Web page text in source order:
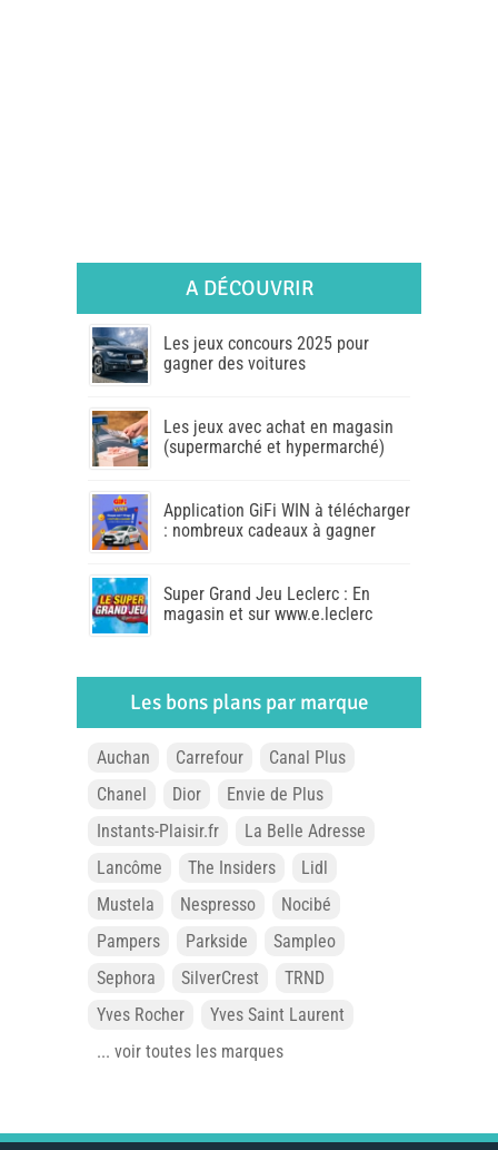
A DÉCOUVRIR
Les jeux concours 2025 pour
gagner des voitures
Les jeux avec achat en magasin
(supermarché et hypermarché)
Application GiFi WIN à télécharger
: nombreux cadeaux à gagner
Super Grand Jeu Leclerc : En
magasin et sur www.e.leclerc
Les bons plans par marque
Auchan Carrefour
Canal Plus
Chanel
Dior
Envie de Plus
Instants-Plaisir.fr
La Belle Adresse
Lancôme
The Insiders
Lidl
Mustela
Nespresso
Nocibé
Pampers
Parkside
Sampleo
Sephora
SilverCrest
TRND
Yves Rocher
Yves Saint Laurent
... voir toutes les marques